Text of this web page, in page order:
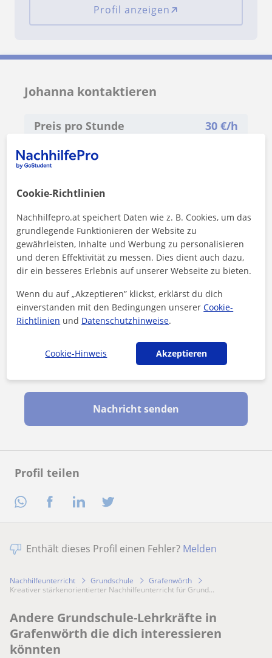
Profil teilen
Profil anzeigen
Johanna kontaktieren
Preis pro Stunde 30€/h
1. Lektion gratis
Durch Klicken auf eine der beiden Schaltflächen stimmen Sie
Nachricht senden
Enthält dieses Profil einen Fehler? Melden
Nachhilfeunterricht Grundschule
Grafenwörth
kreativer stärkenorientierter Nachhilfeunterricht für Grund...
Andere Grundschule-Lehrkräfte in
Grafenwörth die dich interessieren
könnten
Cookie-Richtlinien
Nachhilfepro.at speichert Daten wie z. B. Cookies, um das
grundlegende Funktionieren der Website zu
gewährleisten, Inhalte und Werbung zu personalisieren
und deren Effektivität zu messen. Dies dient auch dazu,
dir ein besseres Erlebnis auf unserer Webseite zu bieten.
Wenn du auf „Akzeptieren” klickst, erklärst du dich
einverstanden mit den Bedingungen unsererCookie-
Richtlinien und Datenschutzhinweise.
Cookie-Hinweis Akzeptieren